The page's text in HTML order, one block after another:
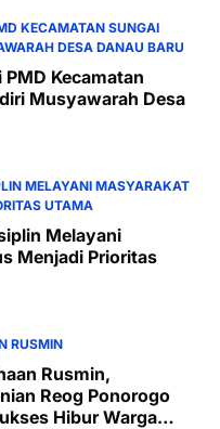
KECAMATAN SUNGAI
DESA DANAU BARU
Kecamatan
Musyawarah Desa
MELAYANI MASYARAKAT
UTAMA
Melayani
Menjadi Prioritas
RUSMIN
Rusmin,
Reog Ponorogo
Hibur Warga